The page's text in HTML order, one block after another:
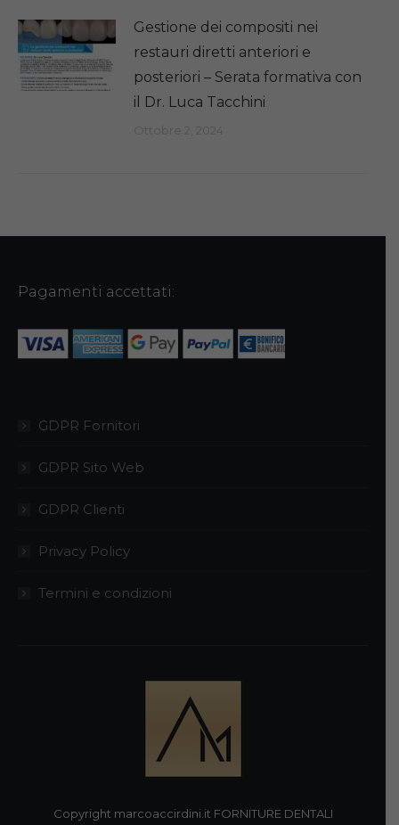
Gestione dei compositi nei
restauri diretti anteriori e
posteriori – Serata formativa con
il Dr. Luca Tacchini
Ottobre 2, 2024
Pagamenti accettati:
GDPR Fornitori
GDPR Sito Web
GDPR Clienti
Privacy Policy
Termini e condizioni
Copyright marcoaccirdini.it FORNITURE DENTALI